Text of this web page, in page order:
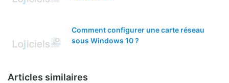
Comment configurer une carte réseau
sous Windows 10 ?
Articles similaires